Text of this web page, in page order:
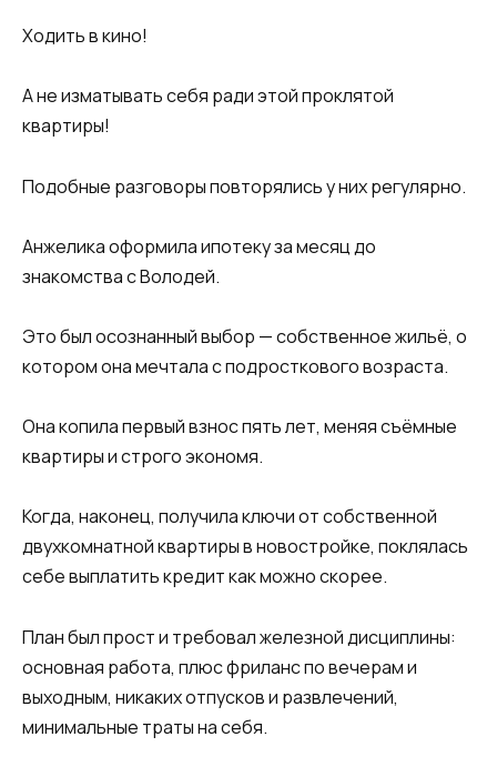
Ходить в кино!
А не изматывать себя ради этой проклятой
квартиры!
Подобные разговоры повторялись у них регулярно.
Анжелика оформила ипотеку за месяц до
знакомства с Володей.
Это был осознанный выбор — собственное жильё, о
котором она мечтала с подросткового возраста.
Она копила первый взнос пять лет, меняя съёмные
квартиры и строго экономя.
Когда, наконец, получила ключи от собственной
двухкомнатной квартиры в новостройке, поклялась
себе выплатить кредит как можно скорее.
План был прост и требовал железной дисциплины:
основная работа, плюс фриланс по вечерам и
выходным, никаких отпусков и развлечений,
минимальные траты на себя.